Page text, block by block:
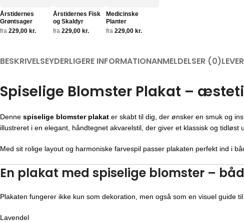
Årstidernes
Grøntsager
fra 229,00 kr.
Årstidernes Fisk
og Skaldyr
fra 229,00 kr.
Medicinske
Planter
fra 229,00 kr.
BESKRIVELSEYDERLIGERE INFORMATIONANMELDELSER (0)
Spiselige Blomster Plakat –
Denne spiselige blomster plakat er skabt til dig, der ønsker en smuk og
illustreret i en elegant, håndtegnet akvarelstil, der giver et klassisk og tidløst
Med sit rolige layout og harmoniske farvespil passer plakaten perfekt ind i
En plakat med spiselige blomster –
Plakaten fungerer ikke kun som dekoration, men også som en visuel guide
Lavendel